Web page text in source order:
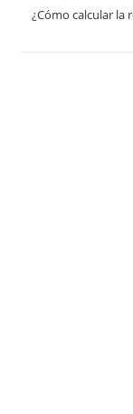
¿Cómo calcular la